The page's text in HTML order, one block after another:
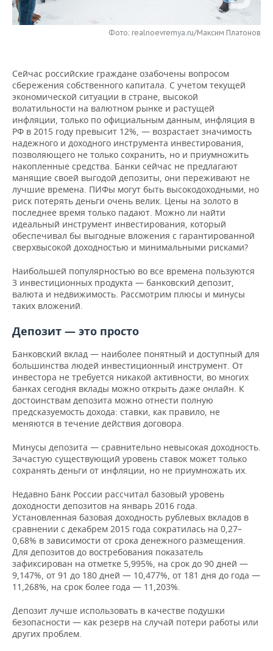
НЕФТЕХИМИЯ
ЭНЕРГЕТИКА
РОЗНИЧНАЯ ТОРГОВЛЯ
УСЛУГИ
НОВОСТИ ТЕХНОЛОГИЙ
МЕДИА
ТЕЛЕКОММУНИКАЦИИ
МЕРОПРИЯТИЯ
ВЫЕЗДНАЯ РЕДАКЦИЯ
БИЗНЕС-БРАНЧИ
ONLINE-КОНФЕРЕНЦИИ
ОТКРЫТАЯ ЛЕКЦИЯ
НОВОСТИ СПОРТА
ФУТБОЛ
ХОККЕЙ
БАСКЕТБОЛ
ВОЛЕЙБОЛ
КИБЕРСПОРТ
ФИГУРНОЕ КАТАНИЕ
ВОДНЫЕ ВИДЫ СПОРТА
ХОККЕЙ С МЯЧОМ
ОБЩЕСТВО
НОВОСТИ ОБЩЕСТВА
ВЛАСТЬ
ИНФРАСТРУКТУРА
ИСТОРИЯ
КУЛЬТУРА
МЕДИЦИНА
ОБРАЗОВАНИЕ
ПРОИСШЕСТВИЯ
ФОТОГАЛЕРЕЯ
СЮЖЕТЫ
СПРАВОЧНИК
СПИСОК ПЕРСОН
СПИСОК КОМПАНИЙ
ПОЛНАЯ ВЕРСИЯ
Фото: realnoevremya.ru/Максим Платонов
Сейчас российские граждане озабочены вопросом
сбережения собственного капитала. С учетом текущей
экономической ситуации в стране, высокой
волатильности на валютном рынке и растущей
инфляции, только по официальным данным, инфляция в
РФ в 2015 году превысит 12%, — возрастает значимость
надежного и доходного инструмента инвестирования,
позволяющего не только сохранить, но и приумножить
накопленные средства. Банки сейчас не предлагают
манящие своей выгодой депозиты, они переживают не
лучшие времена. ПИФы могут быть высокодоходными, но
риск потерять деньги очень велик. Цены на золото в
последнее время только падают. Можно ли найти
идеальный инструмент инвестирования, который
обеспечивал бы выгодные вложения с гарантированной
сверхвысокой доходностью и минимальными рисками?
Наибольшей популярностью во все времена пользуются
3 инвестиционных продукта — банковский депозит,
валюта и недвижимость. Рассмотрим плюсы и минусы
таких вложений.
Депозит — это просто
Банковский вклад — наиболее понятный и доступный для
большинства людей инвестиционный инструмент. От
инвестора не требуется никакой активности, во многих
банках сегодня вклады можно открыть даже онлайн. К
достоинствам депозита можно отнести полную
предсказуемость дохода: ставки, как правило, не
меняются в течение действия договора.
Минусы депозита — сравнительно невысокая доходность.
Зачастую существующий уровень ставок может только
сохранять деньги от инфляции, но не приумножать их.
Недавно Банк России рассчитал базовый уровень
доходности депозитов на январь 2016 года.
Установленная базовая доходность рублевых вкладов в
сравнении с декабрем 2015 года сократилась на 0,27–
0,68% в зависимости от срока денежного размещения.
Для депозитов до востребования показатель
зафиксирован на отметке 5,995%, на срок до 90 дней —
9,147%, от 91 до 180 дней — 10,477%, от 181 дня до года —
11,268%, на срок более года — 11,203%.
Депозит лучше использовать в качестве подушки
безопасности — как резерв на случай потери работы или
других проблем.